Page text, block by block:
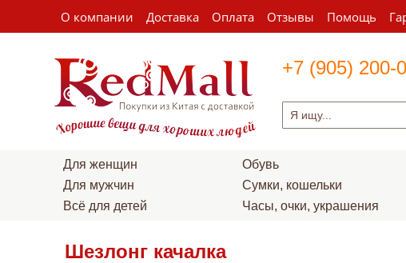
О компании Доставка Оплата Отзывы Помощь
+7 (905) 200-
Для женщин
Для мужчин
Всё для детей
Обувь
Сумки, кошельки
Часы, очки, украшения
Шезлонг качалка